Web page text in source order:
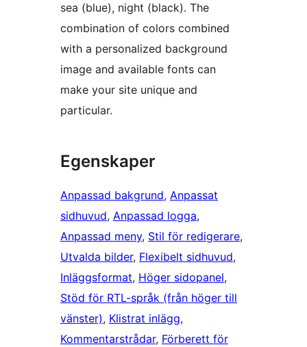
sea (blue), night (black). The
combination of colors combined
with a personalized background
image and available fonts can
make your site unique and
particular.
Egenskaper
Anpassad bakgrund, Anpassat
sidhuvud, Anpassad logga
Anpassad meny, Stil för redigerare
Utvalda bilder, Flexibelt sidhuvud
Inläggsformat, Höger sidopanel
Stöd för RTL-språk (från höger till
vänster), Klistrat inlägg
Kommentarstrådar, Förberett för